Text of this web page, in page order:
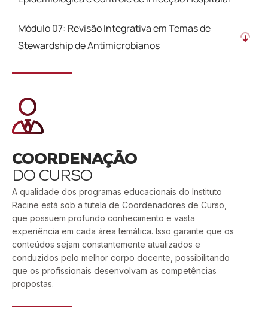
Módulo 07: Revisão Integrativa em Temas de
Stewardship de Antimicrobianos
COORDENAÇÃO
DO CURSO
A qualidade dos programas educacionais do Instituto
Racine está sob a tutela de Coordenadores de Curso,
que possuem profundo conhecimento e vasta
experiência em cada área temática. Isso garante que os
conteúdos sejam constantemente atualizados e
conduzidos pelo melhor corpo docente, possibilitando
que os profissionais desenvolvam as competências
propostas.